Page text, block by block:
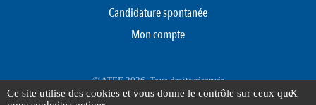
Candidature spontanée
Mon compte
© ATEE 2026. Tous droits réservés
Protection des données personnelles
Plan du site
X
Ce site utilise des cookies et vous donne le contrôle sur ceux que